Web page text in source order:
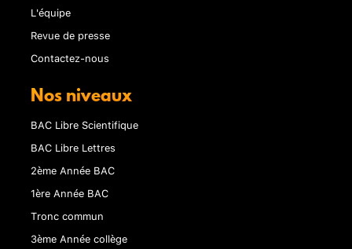
L'équipe
Revue de presse
Contactez-nous
Nos niveaux
BAC Libre Scientifique
BAC Libre Lettres
2ème Année BAC
1ère Année BAC
Tronc commun
3ème Année collège